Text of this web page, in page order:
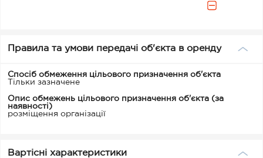
Правила та умови передачі об'єкта в оренду
Спосіб обмеження цільового призначення об'єкта
Тільки зазначене
Опис обмежень цільового призначення об'єкта (за
наявності)
розміщення організації
Вартісні характеристики